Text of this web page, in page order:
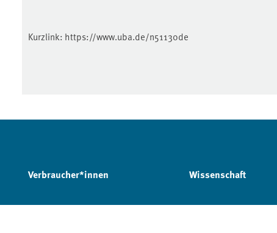
Kurzlink: https://www.uba.de/n51130de
Verbraucher*innen Wissenschaft